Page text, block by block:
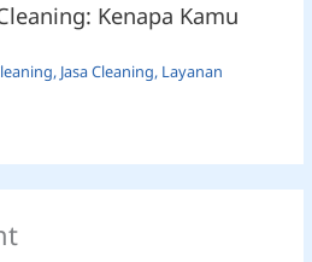
Kenapa Kamu
, Jasa Cleaning, Layanan